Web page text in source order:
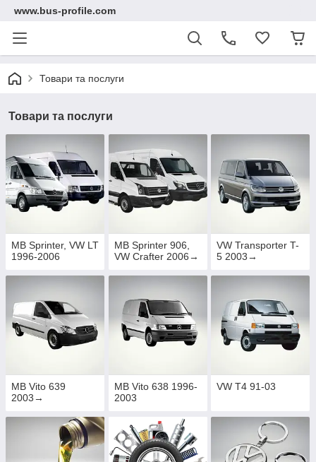
www.bus-profile.com
Товари та послуги
Товари та послуги
MB Sprinter, VW LT
1996-2006
MB Sprinter 906,
VW Crafter 2006→
VW Transporter T-
5 2003→
MB Vito 639
2003→
MB Vito 638 1996-
2003
VW T4 91-03